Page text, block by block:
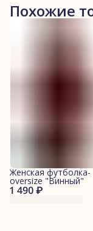
Похожие
1 490 ₽
Женская футболка-
oversize "Винный"